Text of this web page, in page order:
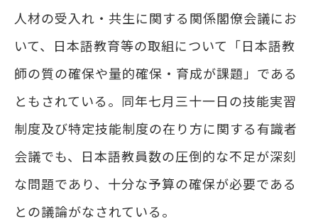
人材の受入れ・共生に関する関係閣僚会議にお
いて、日本語教育等の取組について「日本語教
師の質の確保や量的確保・育成が課題」である
ともされている。同年七月三十一日の技能実習
制度及び特定技能制度の在り方に関する有識者
会議でも、日本語教員数の圧倒的な不足が深刻
な問題であり、十分な予算の確保が必要である
との議論がなされている。